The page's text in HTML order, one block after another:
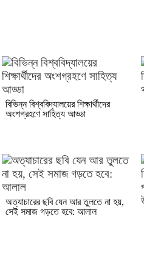
বিভিন্ন বিশ্ববিদ্যালয়ের শিক্ষার্থীদের
অংশগ্রহণে সাহিত্য আড্ডা
অত্যাচারের ছবি যেন আর তুলতে না হয়,
সেই সমাজ গড়তে হবে: আলাল